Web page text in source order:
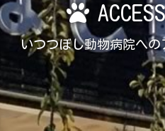
ACCESS
いつつぼし動物病院への